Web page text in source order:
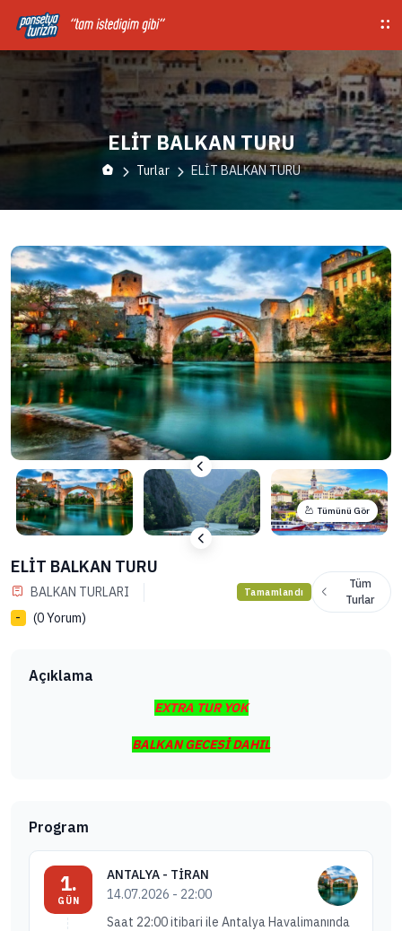
ELİT BALKAN TURU
Turlar ELİT BALKAN TURU
Tümünü Gör
ELİT BALKAN TURU
BALKAN TURLARI
- (0 Yorum)
Tamamlandı
Tüm
Turlar
Açıklama
EXTRA TUR YOK
BALKAN GECESİ DAHIL
Program
1.
GÜN
ANTALYA - TİRAN
14.07.2026 - 22:00
Saat 22:00 itibari ile Antalya Havalimanında